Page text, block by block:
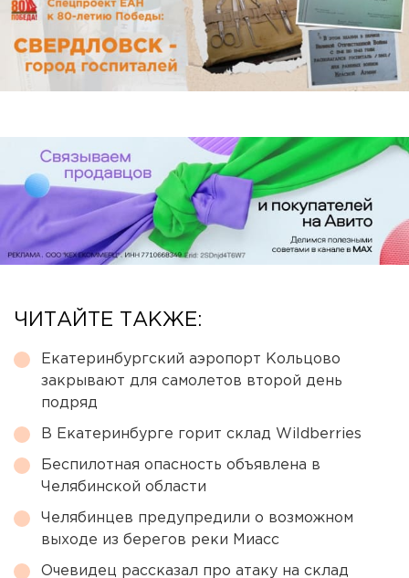
ЧИТАЙТЕ ТАКЖЕ:
Екатеринбургский аэропорт Кольцово
закрывают для самолетов второй день
подряд
В Екатеринбурге горит склад Wildberries
Беспилотная опасность объявлена в
Челябинской области
Челябинцев предупредили о возможном
выходе из берегов реки Миасс
Очевидец рассказал про атаку на склад